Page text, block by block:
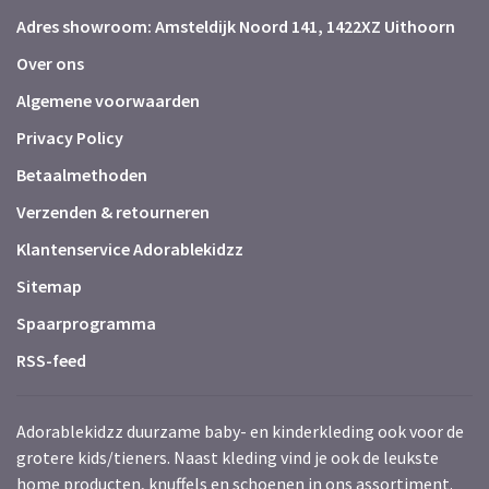
Adres showroom: Amsteldijk Noord 141, 1422XZ Uithoorn
Over ons
Algemene voorwaarden
Privacy Policy
Betaalmethoden
Verzenden & retourneren
Klantenservice Adorablekidzz
Sitemap
Spaarprogramma
RSS-feed
Adorablekidzz duurzame baby- en kinderkleding ook voor de
grotere kids/tieners. Naast kleding vind je ook de leukste
home producten, knuffels en schoenen in ons assortiment.